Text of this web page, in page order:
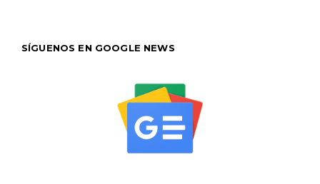
SÍGUENOS EN GOOGLE NEWS